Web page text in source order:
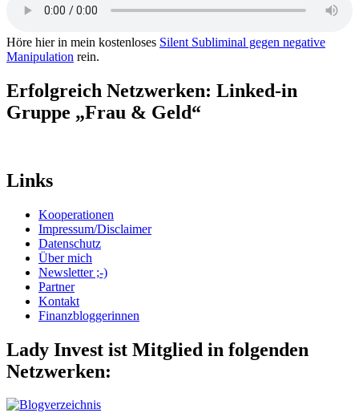
Höre hier in mein kostenloses Silent Subliminal gegen negative
Manipulation rein.
Erfolgreich Netzwerken: Linked-in
Gruppe „Frau & Geld“
Links
Kooperationen
Impressum/Disclaimer
Datenschutz
Über mich
Newsletter ;-)
Partner
Kontakt
Finanzbloggerinnen
Lady Invest ist Mitglied in folgenden
Netzwerken: